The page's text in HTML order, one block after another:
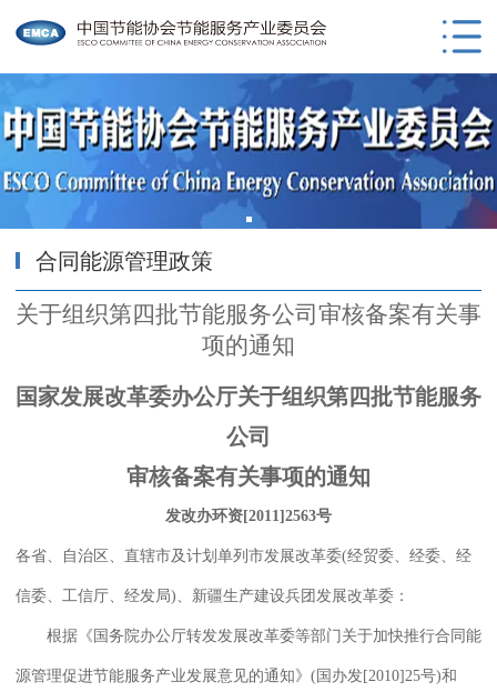
合同能源管理政策
关于组织第四批节能服务公司审核备案有关事
项的通知
国家发展改革委办公厅关于组织第四批节能服务
公司
审核备案有关事项的通知
发改办环资[2011]2563号
各省、自治区、直辖市及计划单列市发展改革委(经贸委、经委、经
信委、工信厅、经发局)、新疆生产建设兵团发展改革委：
根据《国务院办公厅转发发展改革委等部门关于加快推行合同能
源管理促进节能服务产业发展意见的通知》(国办发[2010]25号)和